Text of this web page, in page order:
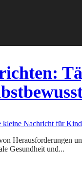
Gesundheit und...